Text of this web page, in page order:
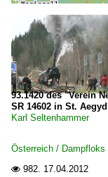
93.1420 des "Verein
SR 14602 in St.
Karl Seltenhammer
Österreich / Dampfloks
 982. 17.04.2012